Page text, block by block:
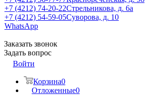
+7 (4212) 74-20-22Стрельникова, д. 6а
+7 (4212) 54-59-05Суворова, д. 10
WhatsApp
Заказать звонок
Задать вопрос
Войти
Корзина0
Отложенные0